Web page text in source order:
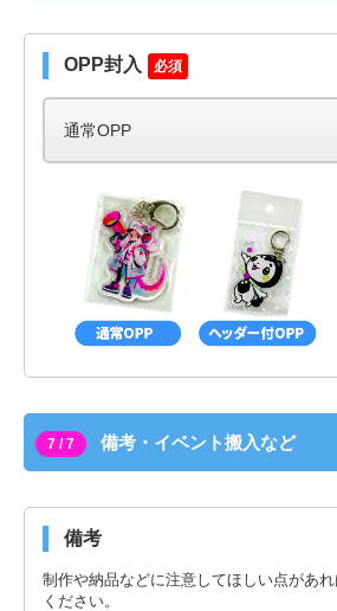
OPP封入 必須
7 / 7 備考・イベント搬入など
備考
制作や納品などに注意してほしい点があ
ください。